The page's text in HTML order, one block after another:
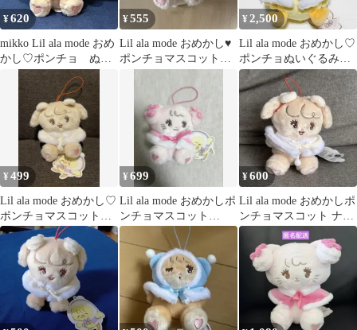
¥620
mikko Lil ala mode おめ
かし♡ポンチョ ぬい
ぐるみ ナッツ
¥555
Lil ala mode おめかし♥
ポンチョマスコット
¥2,500
Lil ala mode おめかし♡
ポンチョぬいぐるみ
パフ リルアラモード
¥499
Lil ala mode おめかし♡
ポンチョマスコット
【ナッツ】
¥699
Lil ala mode おめかしポ
ンチョマスコット
mikko キャミー
¥600
Lil ala mode おめかしポ
ンチョマスコット ナッ
ツ